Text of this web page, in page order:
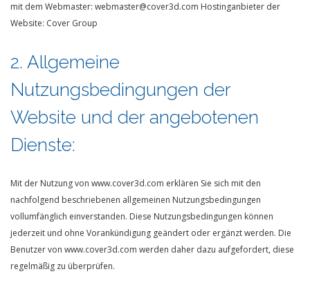
mit dem Webmaster: webmaster@cover3d.com Hostinganbieter der
Website: Cover Group
2. Allgemeine
Nutzungsbedingungen der
Website und der angebotenen
Dienste:
Mit der Nutzung von www.cover3d.com erklären Sie sich mit den
nachfolgend beschriebenen allgemeinen Nutzungsbedingungen
vollumfänglich einverstanden. Diese Nutzungsbedingungen können
jederzeit und ohne Vorankündigung geändert oder ergänzt werden. Die
Benutzer von www.cover3d.com werden daher dazu aufgefordert, diese
regelmäßig zu überprüfen.